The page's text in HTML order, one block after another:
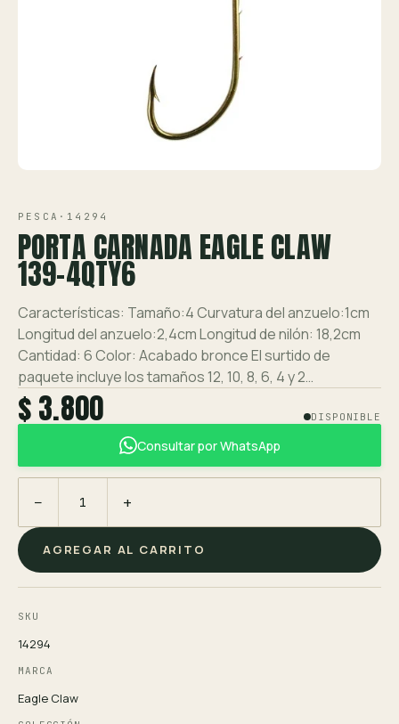
PESCA · 14294
PORTA CARNADA EAGLE CLAW
139-4QTY6
Características: Tamaño:4 Curvatura del anzuelo:1cm
Longitud del anzuelo:2,4cm Longitud de nilón: 18,2cm
Cantidad: 6 Color: Acabado bronce El surtido de
paquete incluye los tamaños 12, 10, 8, 6, 4 y 2…
$ 3.800 DISPONIBLE
Consultar por WhatsApp
− +
AGREGAR AL CARRITO
SKU
14294
MARCA
Eagle Claw